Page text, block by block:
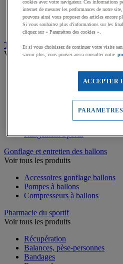
Coupes et trophées sportifs
Médailles, Rubans
Podiums de sport
Transport et Rangement
Voir tous les produits
Chariots de manutention
Sacs et Filets à ballons
Coffres et malles de rangement
Rangement Sportif
Gonflage et entretien des ballons
Voir tous les produits
Accessoires gonflage ballons
Pompes à ballons
Compresseurs à ballons
Pharmacie du sportif
Voir tous les produits
Récupération
Balances, pèse-personnes
Bandages
cookies avec votre navigateur. Ces informations
internet de mesurer les performances de notre
pouvons ainsi vous proposer des articles encore
Si vous souhaitez plus d'informations sur les
cliquez sur « Paramètres des cookies ».
Et si vous choisissez de continuer votre visite
savoir plus, vous pouvez aussi consulter notre
ACCEPTER